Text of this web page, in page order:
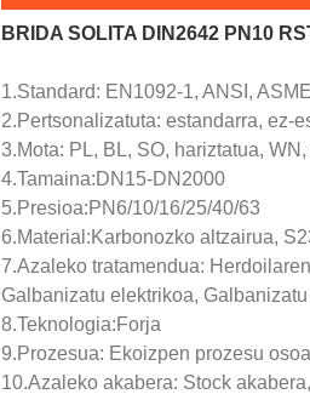
BRIDA SOLITA DIN2642 PN10
1.Standard: EN1092-1, ANSI,
2.Pertsonalizatuta: estandarra, ez-
3.Mota: PL, BL, SO, hariztatua,
4.Tamaina:DN15-DN2000
5.Presioa:PN6/10/16/25/40/63
6.Material:Karbonozko altzairua,
7.Azaleko tratamendua:
Galbanizatu elektrikoa,
8.Teknologia:Forja
9.Prozesua: Ekoizpen prozesu
10.Azaleko akabera: Stock